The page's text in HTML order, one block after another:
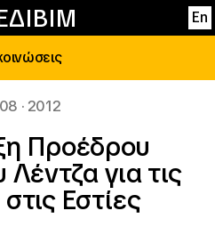
En
· 2012
Προέδρου
Λέντζα για τις
Εστίες